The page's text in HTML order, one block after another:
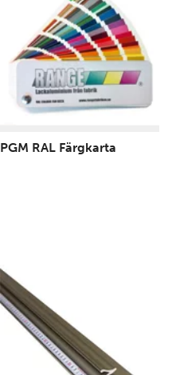
PGM RAL Färgkarta